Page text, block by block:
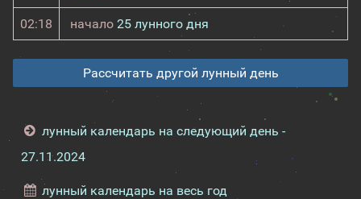
02:18 начало 25 лунного дня
Рассчитать другой лунный день
лунный календарь на следующий день -
27.11.2024
лунный календарь на весь год